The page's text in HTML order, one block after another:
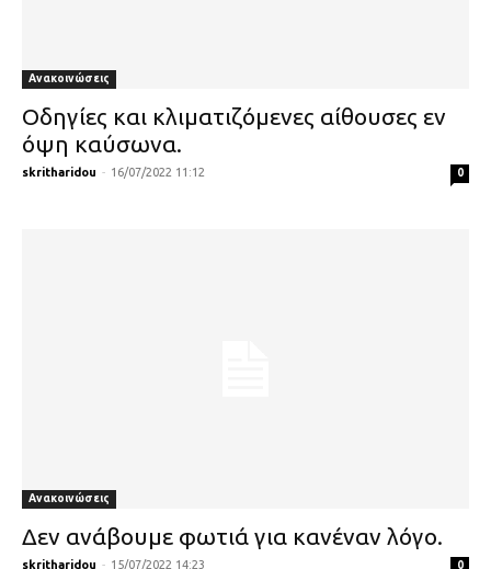
Ανακοινώσεις
Οδηγίες και κλιματιζόμενες αίθουσες εν
όψη καύσωνα.
skritharidou - 16/07/2022 11:12 0
Ανακοινώσεις
Δεν ανάβουμε φωτιά για κανέναν λόγο.
skritharidou - 15/07/2022 14:23 0